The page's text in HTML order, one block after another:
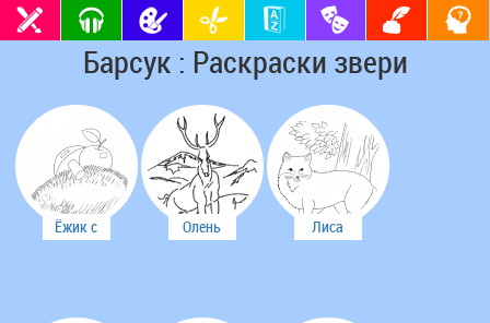
Барсук : Раскраски звери
Ёжик с
Олень Лиса